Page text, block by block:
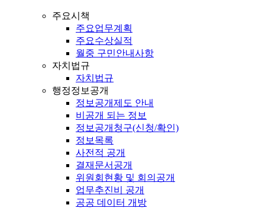
주요시책
주요업무계획
주요수상실적
월중 구민안내사항
자치법규
자치법규
행정정보공개
정보공개제도 안내
비공개 되는 정보
정보공개청구(신청/확인)
정보목록
사전적 공개
결재문서공개
위원회현황 및 회의공개
업무추진비 공개
공공 데이터 개방